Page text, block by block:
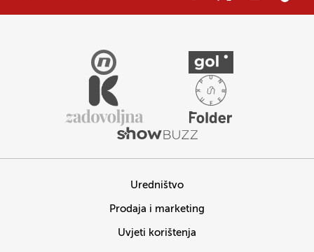
Uredništvo
Prodaja i marketing
Uvjeti korištenja